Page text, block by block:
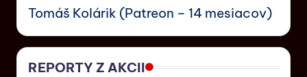
Tomáš Kolárik (Patreon – 14 mesiacov)
REPORTY Z AKCII